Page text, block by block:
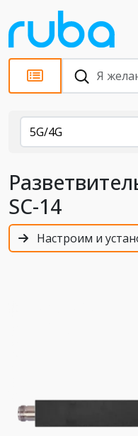
Каталог
5G/4G
SC-14
Настроим и